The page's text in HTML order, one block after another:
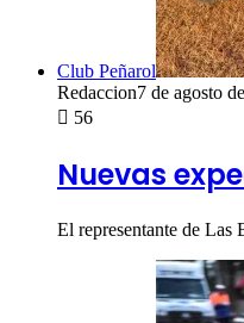
Club Peñarol
Redaccion7 de agosto
56
Nuevas
El representante de Las